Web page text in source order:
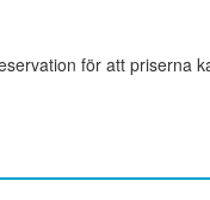
för att priserna